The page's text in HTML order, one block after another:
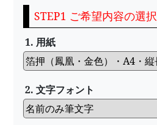
STEP1 ご希望内容の選択
1. 用紙
2. 文字フォント